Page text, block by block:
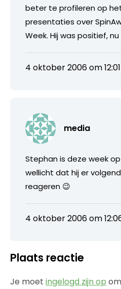
beter te profileren op
presentaties over
Week. Hij was positief,
4 oktober 2006 om 12:01
media
Stephan is deze week
wellicht dat hij er
reageren 😉
4 oktober 2006 om
Plaats reactie
Je moet ingelogd zijn op